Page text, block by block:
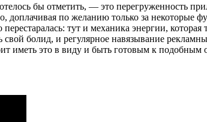
бы отметить, — это перегруженность
доплачивая по желанию только за некоторые
тут и механика энергии,
свой болид, и регулярное навязывание
иметь это в виду и быть готовым к подобным